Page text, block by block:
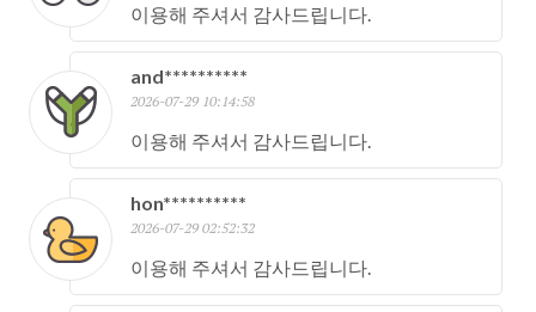
이용해 주셔서 감사드립니다.
and**********
2026-07-29 10:14:58
이용해 주셔서 감사드립니다.
hon**********
2026-07-29 02:52:32
이용해 주셔서 감사드립니다.